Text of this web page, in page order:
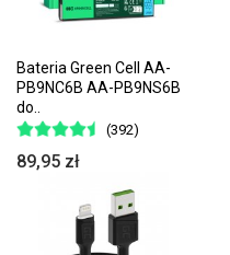
Bateria Green Cell AA-
PB9NC6B AA-PB9NS6B
do..
(392)
89,95 zł